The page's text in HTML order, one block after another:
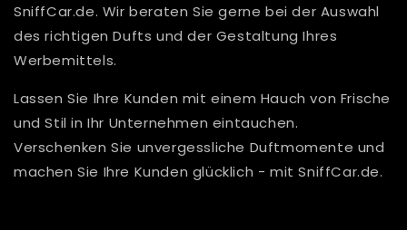
SniffCar.de. Wir beraten Sie gerne bei der Auswahl
des richtigen Dufts und der Gestaltung Ihres
Werbemittels.
Lassen Sie Ihre Kunden mit einem Hauch von Frische
und Stil in Ihr Unternehmen eintauchen.
Verschenken Sie unvergessliche Duftmomente und
machen Sie Ihre Kunden glücklich - mit SniffCar.de.